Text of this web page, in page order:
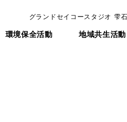
グランドセイコースタジオ 雫石
環境保全活動 地域共生活動